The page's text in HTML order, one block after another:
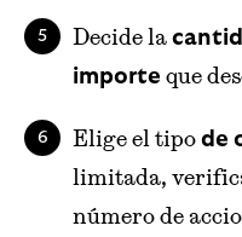
Decide la
importe que
Elige el tipo de
limitada,
número de